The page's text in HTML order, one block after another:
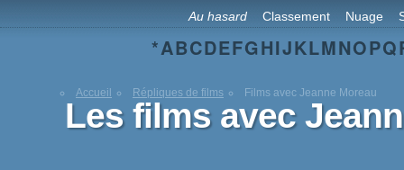
Au hasard Classement Nuage
*ABCDEFGHIJKLMNOPQ
Accueil Répliques de films Films avec Jeanne Moreau
Les films avec